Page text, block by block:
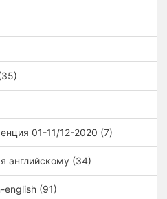
01-11/12-2020 (7)
английскому (34)
english (91)